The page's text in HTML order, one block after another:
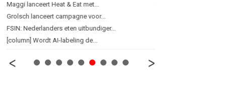
Maggi lanceert Heat & Eat met...
Grolsch lanceert campagne voor...
FSIN: Nederlanders eten uitbundiger...
[column] Wordt AI-labeling de...